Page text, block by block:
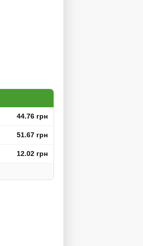
44.76 грн
51.67 грн
12.02 грн